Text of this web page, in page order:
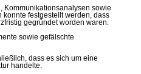
Kommunikationsanalysen sowie
festgestellt werden, dass
gegründet worden waren.
sowie gefälschte
dass es sich um eine
handelte.